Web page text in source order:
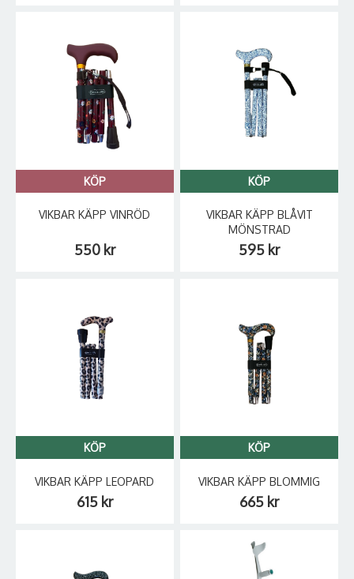
KÖP
VIKBAR KÄPP VINRÖD
550 kr
KÖP
VIKBAR KÄPP BLÅVIT
MÖNSTRAD
595 kr
KÖP
VIKBAR KÄPP LEOPARD
615 kr
KÖP
VIKBAR KÄPP BLOMMIG
665 kr